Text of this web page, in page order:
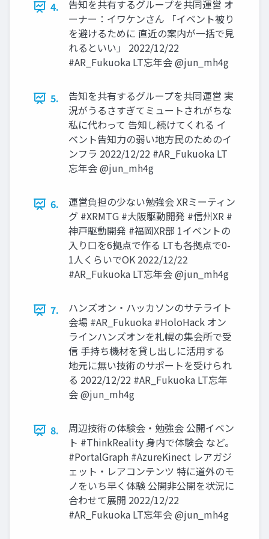
4.
告知を共有するグループを共同運営 オ
ーナー：イワケンさん 「イベント被り
を避けるために 直近の案内が一括で見
れるといい」 2022/12/22
#AR_Fukuoka LT忘年会 @jun_mh4g
5.
告知を共有するグループを共同運営 実
況がうるさすぎてミュートされがちな
私に代わって 告知し続けてくれる イ
ベント告知力の弱い地方民のためのイ
ンフラ 2022/12/22 #AR_Fukuoka LT
忘年会 @jun_mh4g
6.
運営負担の少ない勉強会 XRミーティン
グ #XRMTG #大阪駆動開発 #信州XR #
神戸駆動開発 #福岡XR部 1イベントの
入り口を6拠点で作る LTも各拠点で0-
1人くらいでOK 2022/12/22
#AR_Fukuoka LT忘年会 @jun_mh4g
7.
ハンズオン・ハッカソンのサテライト
会場 #AR_Fukuoka #HoloHack オン
ラインハンズオンを札幌の集会所で受
信 手持ち機材を貸し出しに活用する
地元に無い技術のサポートを受けられ
る 2022/12/22 #AR_Fukuoka LT忘年
会 @jun_mh4g
8.
周辺技術の体験会・勉強会 公開イベン
ト #ThinkReality 身内で体験会 など。
#PortalGraph #AzureKinect レアガジ
ェット・レアコンテンツ 特に道外のモ
ノをいち早く体験 公開非公開を状況に
合わせて展開 2022/12/22
#AR_Fukuoka LT忘年会 @jun_mh4g